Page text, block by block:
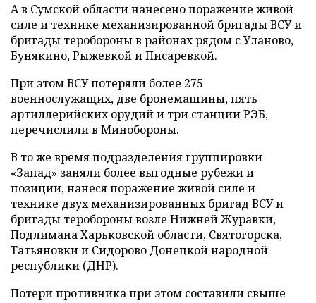
А в Сумской области нанесено поражение живой
силе и технике механизированной бригады ВСУ и
бригады теробороны в районах рядом с Уланово,
Бунякино, Рыжевкой и Писаревкой.
При этом ВСУ потеряли более 275
военнослужащих, две бронемашины, пять
артиллерийских орудий и три станции РЭБ,
перечислили в Минобороны.
В то же время подразделения группировки
«Запад» заняли более выгодные рубежи и
позиции, нанеся поражение живой силе и
технике двух механизированных бригад ВСУ и
бригады теробороны возле Нижней Журавки,
Подлимана Харьковской области, Святогорска,
Татьяновки и Сидорово Донецкой народной
республики (ДНР).
Потери противника при этом составили свыше